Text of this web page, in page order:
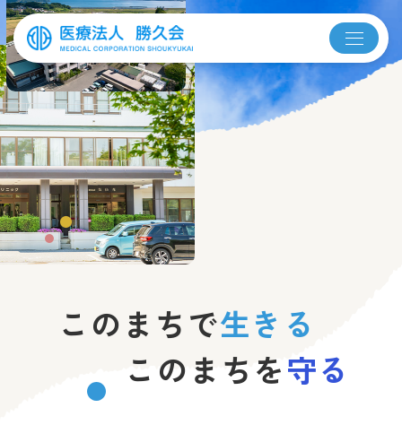
このまちを守る
このまちで生きる